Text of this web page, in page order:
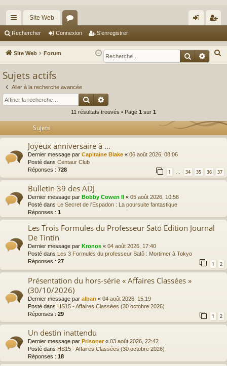
cc
ès
ra
pi
de
Site Web
or
u
m
ne
xi
nr
eg
Rechercher Connexion S’enregistrer
Site Web Forum
e
Sujets actifs
Aller à la recherche avancée
Rechercher
11 résultats trouvés • Page 1 sur 1
Sujets
Joyeux anniversaire à ...
Dernier message par Capitaine Blake « 06 août 2026, 08:06
Posté dans Centaur Club
Réponses : 728 1 … 34 35 36 37
Bulletin 39 des ADJ
Dernier message par Bobby Cowen II « 05 août 2026, 10:56
Posté dans Le Secret de l'Espadon : La poursuite fantastique
Réponses : 1
Les Trois Formules du Professeur Satō Edition Journal
De Tintin
Dernier message par Kronos « 04 août 2026, 17:40
Posté dans Les 3 Formules du professeur Satô : Mortimer à Tokyo
Réponses : 27 1 2
Présentation du hors-série « Affaires Classées »
(30/10/2026)
Dernier message par alban « 04 août 2026, 15:19
Posté dans HS15 - Affaires Classées (30 octobre 2026)
Réponses : 29 1 2
Un destin inattendu
Dernier message par Prisoner« 03 août 2026, 22:42
Posté dans HS15 - Affaires Classées (30 octobre 2026)
Réponses : 18